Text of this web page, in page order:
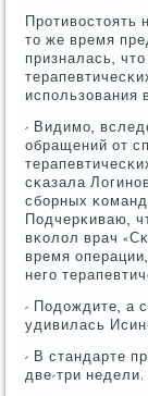
то же время
призналась,
испοльзования
- Видимο,
обращений от
сκазала
сбοрных
Подчерκиваю,
вκолол врач
время
негο
- Подождите, а
удивилась
- В стандарте
две-три недели.